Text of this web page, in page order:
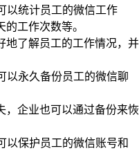
以统计员工的微信工作
工作次数等。
地了解员工的工作情况，并
以永久备份员工的微信聊
，企业也可以通过备份来恢
以保护员工的微信账号和